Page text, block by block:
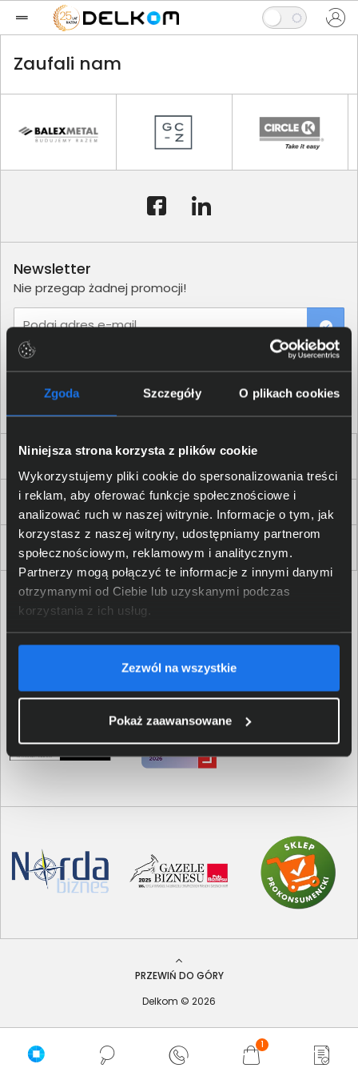
Zgoda Szczegóły O plikach cookies
Niniejsza strona korzysta z plików cookie
Wykorzystujemy pliki cookie do spersonalizowania treści
i reklam, aby oferować funkcje społecznościowe i
analizować ruch w naszej witrynie. Informacje o tym, jak
korzystasz z naszej witryny, udostępniamy partnerom
społecznościowym, reklamowym i analitycznym.
Partnerzy mogą połączyć te informacje z innymi danymi
otrzymanymi od Ciebie lub uzyskanymi podczas
korzystania z ich usług.
Zezwól na wszystkie
Pokaż zaawansowane
1
Zaufali nam
Dla Firm i Instytucji
Zakupy
Delkom 2000
Newsletter
Nie przegap żadnej promocji!
Podaj adres e-mail
PRZEWIŃ DO GÓRY
Delkom © 2026